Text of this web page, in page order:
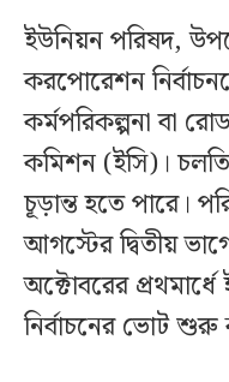
ইউনিয়ন পরিষদ,
করপোরেশন
কর্মপরিকল্পনা বা
কমিশন (ইসি)।
চূড়ান্ত হতে পারে।
আগস্টের দ্বিতীয়
অক্টোবরের
নির্বাচনের ভোট শুরু